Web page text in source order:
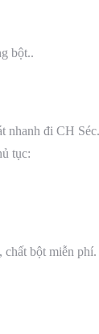
bột..
nhanh đi CH
tục:
bột miễn phí.